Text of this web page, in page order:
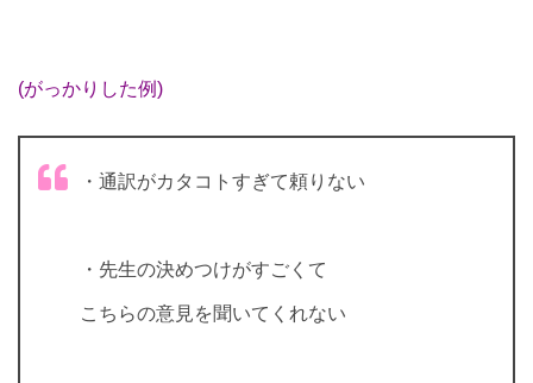
(がっかりした例)
・通訳がカタコトすぎて頼りない
・先生の決めつけがすごくて
こちらの意見を聞いてくれない